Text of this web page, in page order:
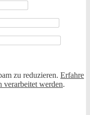
zu reduzieren. Erfahre
verarbeitet werden.